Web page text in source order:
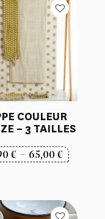
COULEUR
– 3 TAILLES
€ – 65,00€Plage
49,90 €
à